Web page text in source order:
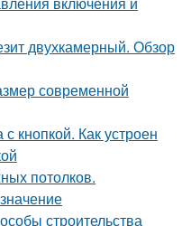
двухкамерный. Обзор
современной
с кнопкой. Как устроен
потолков.
строительства